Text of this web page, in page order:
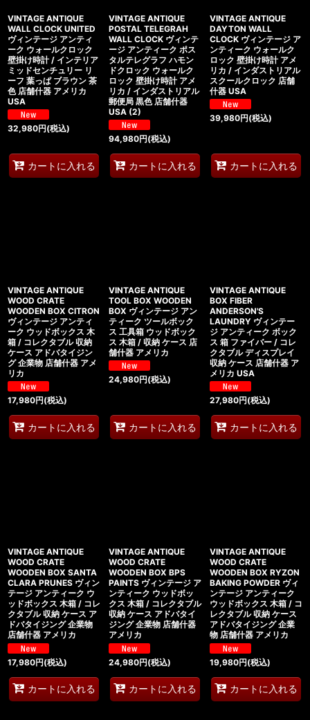
VINTAGE ANTIQUE
WALL CLOCK UNITED
ヴィンテージ アンティ
ーク ウォールクロック
壁掛け時計 / インテリア
ミッドセンチュリー リ
ーフ 葉っぱ ブラウン 茶
色 店舗什器 アメリカ
USA
32,980円(税込)
カートに入れる
VINTAGE ANTIQUE
POSTAL TELEGRAH
WALL CLOCK ヴィンテ
ージ アンティーク ポス
タルテレグラフ ハモン
ドクロック ウォールク
ロック 壁掛け時計 アメ
リカ / インダストリアル
郵便局 黒色 店舗什器
USA (2)
94,980円(税込)
カートに入れる
VINTAGE ANTIQUE
DAYTON WALL
CLOCK ヴィンテージ ア
ンティーク ウォールク
ロック 壁掛け時計 アメ
リカ / インダストリアル
スクールクロック 店舗
什器 USA
39,980円(税込)
カートに入れる
VINTAGE ANTIQUE
WOOD CRATE
WOODEN BOX CITRON
ヴィンテージ アンティ
ーク ウッドボックス 木
箱 / コレクタブル 収納
ケース アドバタイジン
グ 企業物 店舗什器 アメ
リカ
17,980円(税込)
カートに入れる
VINTAGE ANTIQUE
TOOL BOX WOODEN
BOX ヴィンテージ アン
ティーク ツールボック
ス 工具箱 ウッドボック
ス 木箱 / 収納 ケース 店
舗什器 アメリカ
24,980円(税込)
カートに入れる
VINTAGE ANTIQUE
BOX FIBER
ANDERSON'S
LAUNDRY ヴィンテー
ジ アンティーク ボック
ス 箱 ファイバー / コレ
クタブル ディスプレイ
収納 ケース 店舗什器 ア
メリカ USA
27,980円(税込)
カートに入れる
VINTAGE ANTIQUE
WOOD CRATE
WOODEN BOX SANTA
CLARA PRUNES ヴィン
テージ アンティーク ウ
ッドボックス 木箱 / コレ
クタブル 収納 ケース ア
ドバタイジング 企業物
店舗什器 アメリカ
17,980円(税込)
カートに入れる
VINTAGE ANTIQUE
WOOD CRATE
WOODEN BOX BPS
PAINTS ヴィンテージ ア
ンティーク ウッドボッ
クス 木箱 / コレクタブル
収納 ケース アドバタイ
ジング 企業物 店舗什器
アメリカ
24,980円(税込)
カートに入れる
VINTAGE ANTIQUE
WOOD CRATE
WOODEN BOX RYZON
BAKING POWDER ヴィ
ンテージ アンティーク
ウッドボックス 木箱 / コ
レクタブル 収納 ケース
アドバタイジング 企業
物 店舗什器 アメリカ
19,980円(税込)
カートに入れる